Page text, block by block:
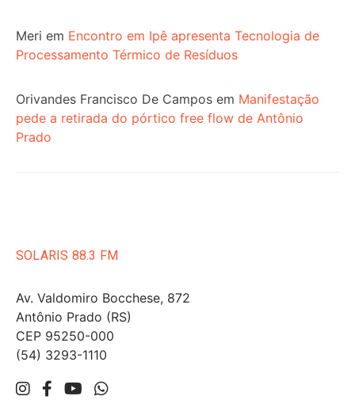
Meri em Encontro em Ipê apresenta Tecnologia de
Processamento Térmico de Resíduos
Orivandes Francisco De Campos em Manifestação
pede a retirada do pórtico free flow de Antônio
Prado
SOLARIS 88.3 FM
Av. Valdomiro Bocchese, 872
Antônio Prado (RS)
CEP 95250-000
(54) 3293-1110